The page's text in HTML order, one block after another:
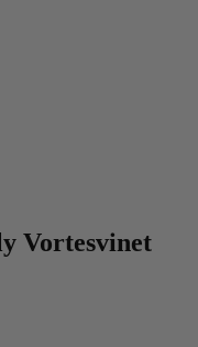
Vortesvinet